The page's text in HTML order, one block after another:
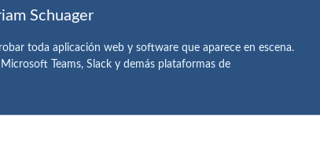
Schuager
toda aplicación web y software que aparece en escena.
Teams, Slack y demás plataformas de